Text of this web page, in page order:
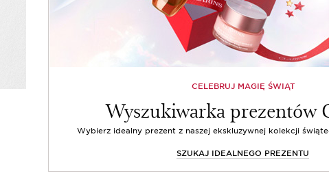
CELEBRUJ MAGIĘ ŚWIĄT
Wyszukiwarka prezentów
Wybierz idealny prezent z naszej ekskluzywnej kolekcji
SZUKAJ IDEALNEGO PREZENTU